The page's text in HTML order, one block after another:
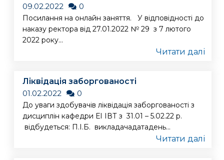
09.02.2022
0
Посилання на онлайн заняття. У відповідності до
наказу ректора від 27.01.2022 № 29 з 7 лютого
2022 року...
Читати далі
Ліквідація заборгованості
01.02.2022
0
До уваги здобувачів ліквідація заборгованості з
дисциплін кафедри ЕІ ІВТ з 31.01 – 5.02.22 р.
відбудеться: П.І.Б. викладачадатадень...
Читати далі